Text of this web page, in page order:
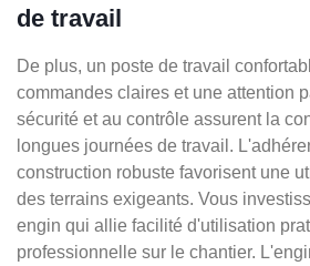
de travail
De plus, un poste de travail
commandes claires et une attention
sécurité et au contrôle assurent la
longues journées de travail.
construction robuste favorisent une
des terrains exigeants. Vous
engin qui allie facilité d'utilisation
professionnelle sur le chantier.